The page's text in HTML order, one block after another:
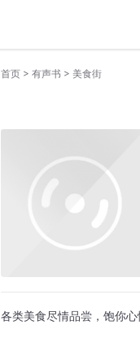
首页 > 有声书 > 美食街
各类美食尽情品尝，饱你